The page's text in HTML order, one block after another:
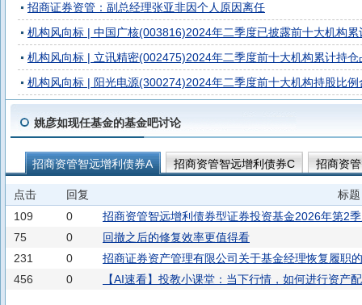
招商证券资管：副总经理张亚非因个人原因离任
机构风向标 | 中国广核(003816)2024年二季度已披露前十大机构
机构风向标 | 立讯精密(002475)2024年二季度前十大机构累计持
机构风向标 | 阳光电源(300274)2024年二季度前十大机构持股比
姚彦如现任基金的基金吧讨论
招商资管智远增利债券A 招商资管智远增利债券C
招商资
招商资管睿丰三个月持有期债券C
招商资管睿丰三个月持有期
点击 回复
标题
109
0
招商资管智远增利债券型证券投资基金2026年第2
75
0
回撤之后的修复效率更值得看
231
0
招商证券资产管理有限公司关于基金经理恢复履职
456
0 【AI速看】投教小课堂：当下行情，如何进行资产